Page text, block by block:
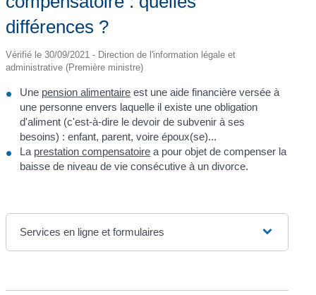
différences ?
Vérifié le 30/09/2021 - Direction de l'information légale et
administrative (Première ministre)
Une pension alimentaire est une aide financière versée à
une personne envers laquelle il existe une obligation
d'aliment (c'est-à-dire le devoir de subvenir à ses
besoins) : enfant, parent, voire époux(se)...
La prestation compensatoire a pour objet de compenser la
baisse de niveau de vie consécutive à un divorce.
Services en ligne et formulaires